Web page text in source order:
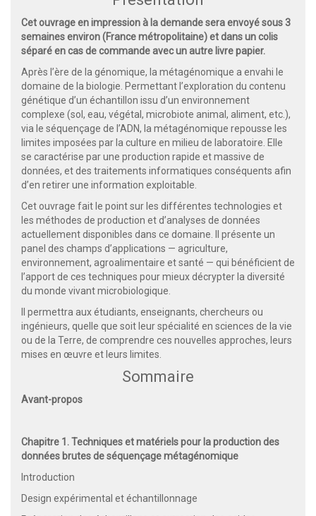
Cet ouvrage en impression à la demande sera envoyé sous 3
semaines environ (France métropolitaine) et dans un colis
séparé en cas de commande avec un autre livre papier.
Après l’ère de la génomique, la métagénomique a envahi le
domaine de la biologie. Permettant l’exploration du contenu
génétique d’un échantillon issu d’un environnement
complexe (sol, eau, végétal, microbiote animal, aliment, etc.),
via le séquençage de l’ADN, la métagénomique repousse les
limites imposées par la culture en milieu de laboratoire. Elle
se caractérise par une production rapide et massive de
données, et des traitements informatiques conséquents afin
d’en retirer une information exploitable.
Cet ouvrage fait le point sur les différentes technologies et
les méthodes de production et d’analyses de données
actuellement disponibles dans ce domaine. Il présente un
panel des champs d’applications — agriculture,
environnement, agroalimentaire et santé — qui bénéficient de
l’apport de ces techniques pour mieux décrypter la diversité
du monde vivant microbiologique.
Il permettra aux étudiants, enseignants, chercheurs ou
ingénieurs, quelle que soit leur spécialité en sciences de la vie
ou de la Terre, de comprendre ces nouvelles approches, leurs
mises en œuvre et leurs limites.
Sommaire
Avant-propos
Chapitre 1. Techniques et matériels pour la production des
données brutes de séquençage métagénomique
Introduction
Design expérimental et échantillonnage